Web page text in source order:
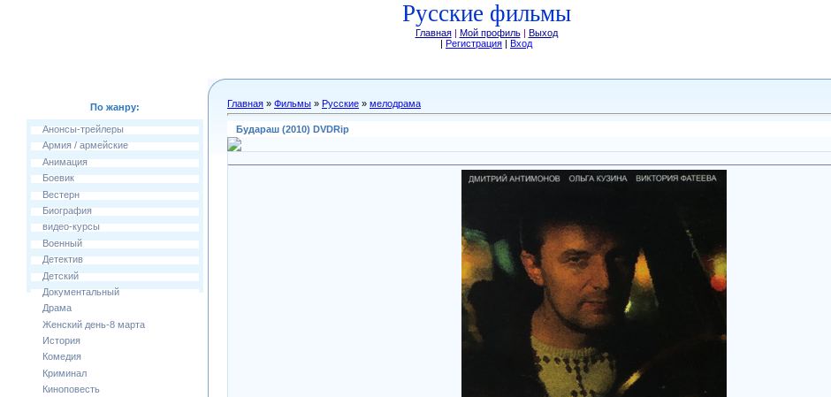
Русские фильмы
Главная| Мой профиль| Выход
| Регистрация | Вход
По жанру:
Анонсы-трейлеры
Армия / армейские
Анимация
Боевик
Вестерн
Биография
видео-курсы
Военный
Детектив
Детский
Документальный
Драма
Женский день-8 марта
История
Комедия
Криминал
Киноповесть
Главная » Фильмы » Русские » мелодрама
Будараш (2010) DVDRip